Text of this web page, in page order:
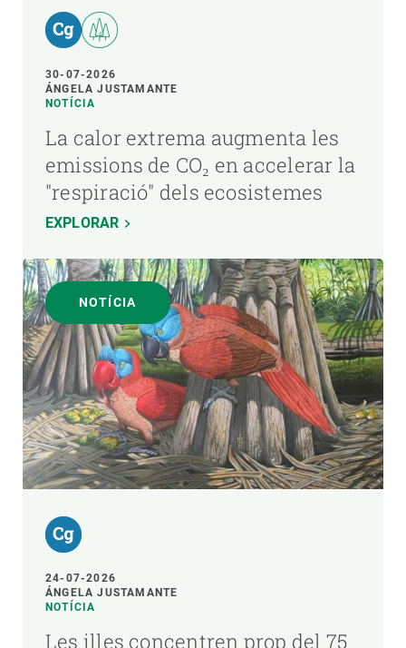
30-07-2026
ÁNGELA JUSTAMANTE
NOTÍCIA
La calor extrema augmenta les
emissions de CO₂ en accelerar la
"respiració" dels ecosistemes
EXPLORAR
NOTÍCIA
24-07-2026
ÁNGELA JUSTAMANTE
NOTÍCIA
Les illes concentren prop del 75